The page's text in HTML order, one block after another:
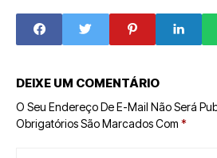
de Ilhéus
DEIXE UM COMENTÁRIO
O Seu Endereço De E-Mail Não Será
Obrigatórios São Marcados Com *